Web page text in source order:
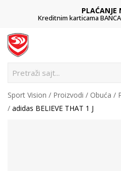
PLAĆANJE
Kreditnim karticama
Pretraži sajt...
Sport Vision Proizvodi Obuća
adidas BELIEVE THAT 1 J